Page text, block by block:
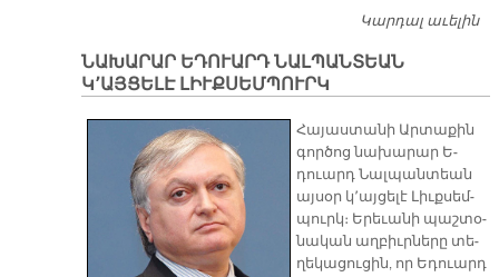
Կարդալ աւելին
ՆԱԽԱՐԱՐ ԵԴՈՒԱՐԴ ՆԱԼՊԱՆՏԵԱՆ
Կ՚ԱՅՑԵԼԷ ԼԻՒՔՍԵՄՊՈՒՐԿ
Հա­յաս­տա­նի Ար­տա­քին
գոր­ծոց նա­խա­րար Ե­
դուարդ Նալ­պան­տեան
այ­սօր կ՚այ­ցե­լէ Լիւք­սեմ­
պուրկ։ Ե­րե­ւա­նի պաշ­տօ­
նա­կան աղ­բիւր­նե­րը տե­
ղե­կա­ցու­ցին, որ Ե­դուարդ